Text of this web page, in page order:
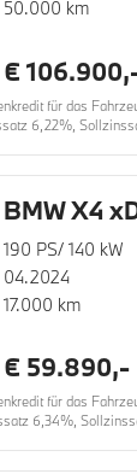
50.000 km
€
für das
6,22%,
BMW X4
190 PS/ 140 kW
04.2024
17.000 km
€ 59.890,-
für das
6,34%,